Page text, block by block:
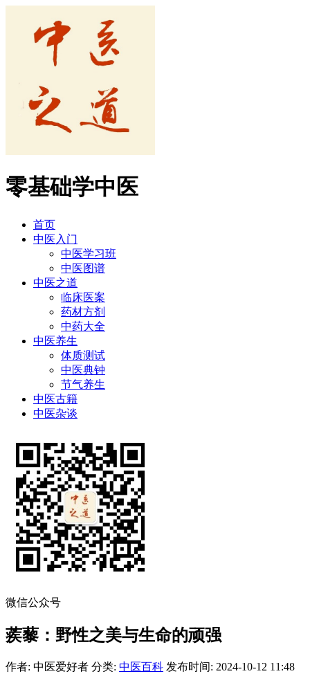
零基础学中医
首页
中医入门
中医学习班
中医图谱
中医之道
临床医案
药材方剂
中药大全
中医养生
体质测试
中医典钟
节气养生
中医古籍
中医杂谈
微信公众号
蒺藜：野性之美与生命的顽强
作者: 中医爱好者 分类: 中医百科 发布时间: 2024-10-12 11:48